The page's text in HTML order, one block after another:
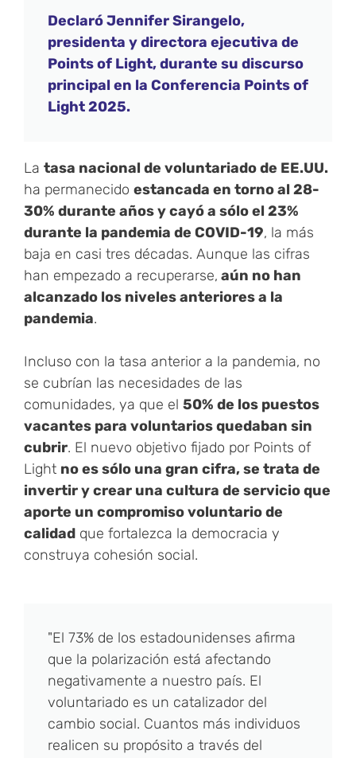
Declaró Jennifer Sirangelo,
presidenta y directora ejecutiva de
Points of Light, durante su discurso
principal en la Conferencia Points of
Light 2025.
La tasa nacional de voluntariado de EE.UU.
ha permanecido estancada en torno al 28-
30% durante años y cayó a sólo el 23%
durante la pandemia de COVID-19, la más
baja en casi tres décadas. Aunque las cifras
han empezado a recuperarse, aún no han
alcanzado los niveles anteriores a la
pandemia.
Incluso con la tasa anterior a la pandemia, no
se cubrían las necesidades de las
comunidades, ya que el 50% de los puestos
vacantes para voluntarios quedaban sin
cubrir. El nuevo objetivo fijado por Points of
Light no es sólo una gran cifra, se trata de
invertir y crear una cultura de servicio que
aporte un compromiso voluntario de
calidad que fortalezca la democracia y
construya cohesión social.
"El 73% de los estadounidenses afirma
que la polarización está afectando
negativamente a nuestro país. El
voluntariado es un catalizador del
cambio social. Cuantos más individuos
realicen su propósito a través del